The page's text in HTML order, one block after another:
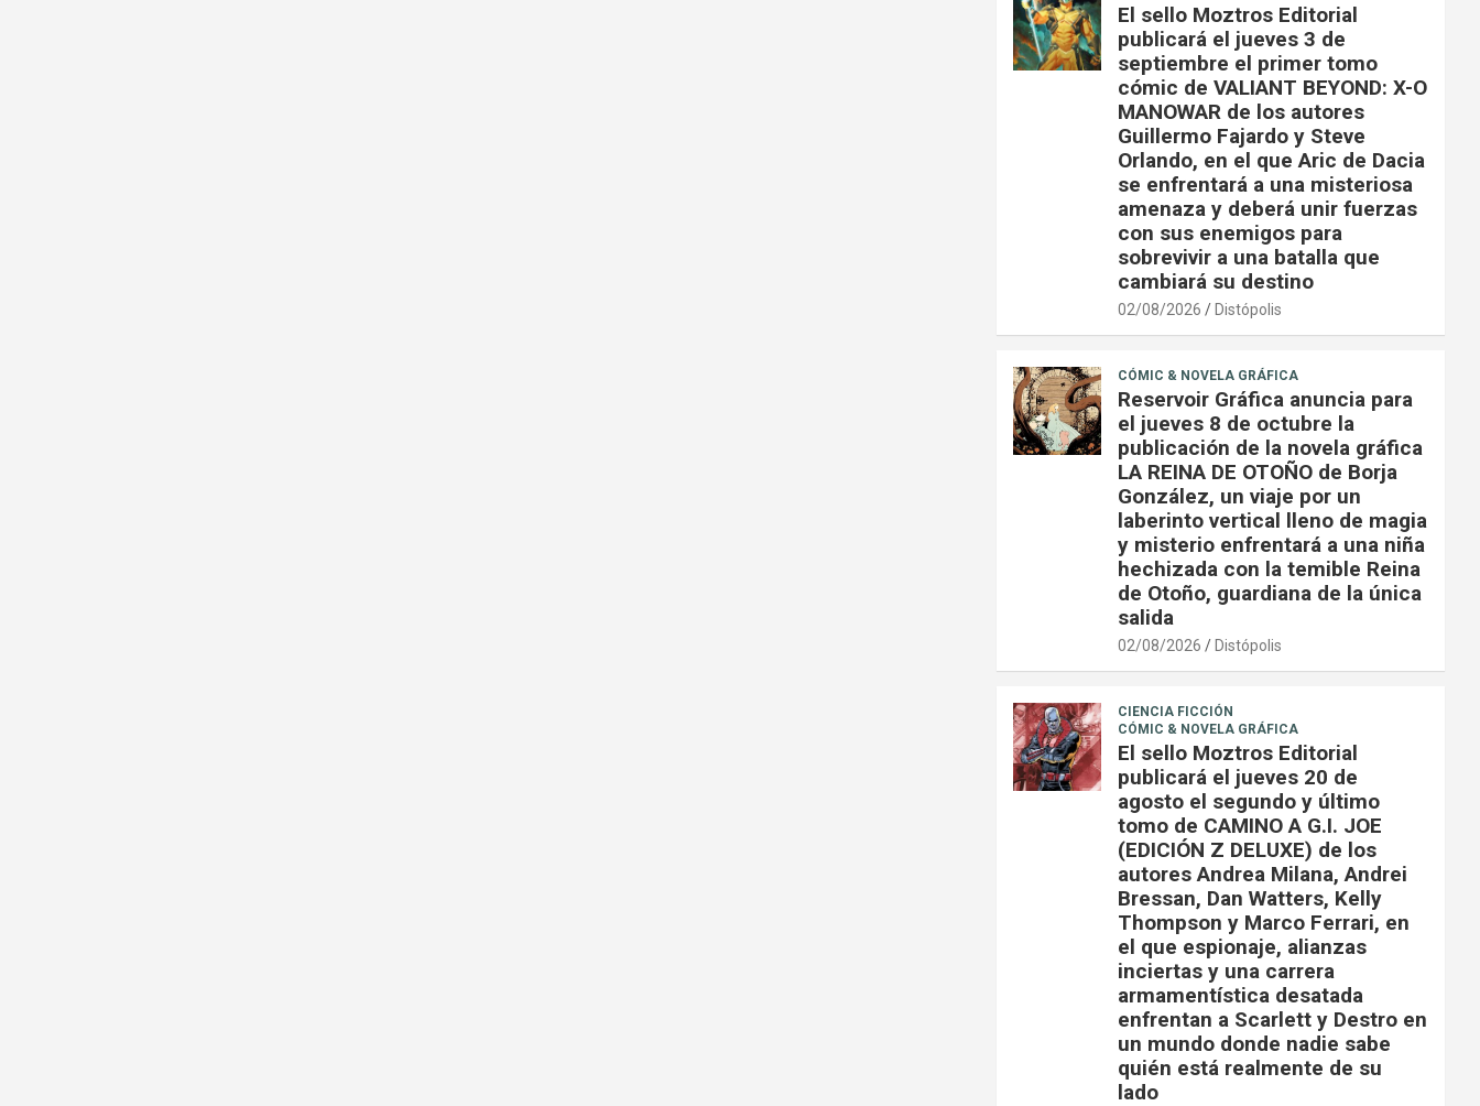
El sello Moztros Editorial
publicará el jueves 3 de
septiembre el primer tomo
cómic de VALIANT BEYOND: X-O
MANOWAR de los autores
Guillermo Fajardo y Steve
Orlando, en el que Aric de Dacia
se enfrentará a una misteriosa
amenaza y deberá unir fuerzas
con sus enemigos para
sobrevivir a una batalla que
cambiará su destino
02/08/2026 Distópolis
CÓMIC & NOVELA GRÁFICA
Reservoir Gráfica anuncia para
el jueves 8 de octubre la
publicación de la novela gráfica
LA REINA DE OTOÑO de Borja
González, un viaje por un
laberinto vertical lleno de magia
y misterio enfrentará a una niña
hechizada con la temible Reina
de Otoño, guardiana de la única
salida
02/08/2026 Distópolis
CIENCIA FICCIÓN
CÓMIC & NOVELA GRÁFICA
El sello Moztros Editorial
publicará el jueves 20 de
agosto el segundo y último
tomo de CAMINO A G.I. JOE
(EDICIÓN Z DELUXE) de los
autores Andrea Milana, Andrei
Bressan, Dan Watters, Kelly
Thompson y Marco Ferrari, en
el que espionaje, alianzas
inciertas y una carrera
armamentística desatada
enfrentan a Scarlett y Destro en
un mundo donde nadie sabe
quién está realmente de su
lado